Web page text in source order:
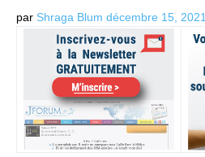
par Shraga Blum décembre 15, 2021